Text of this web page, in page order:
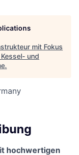
mit Fokus
und
.
hochwertigen